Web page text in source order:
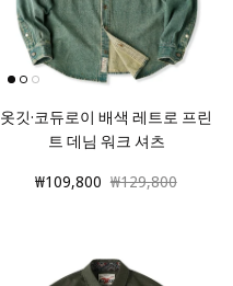
옷깃·코듀로이 배색 레트로 프린
트 데님 워크 셔츠
₩109,800 ₩129,800